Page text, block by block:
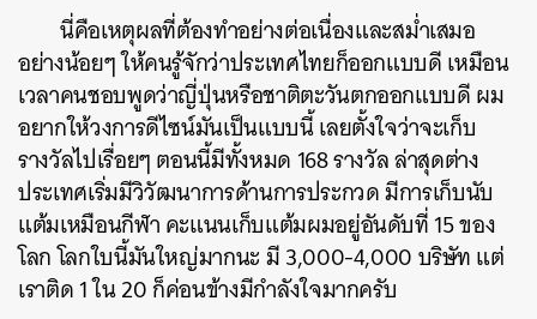
นี่คือเหตุผลที่ต้องทำอย่างต่อเนื่องและสม่ำเสมอ
อย่างน้อยๆ ให้คนรู้จักว่าประเทศไทยก็ออกแบบดี เหมือน
เวลาคนชอบพูดว่าญี่ปุ่นหรือชาติตะวันตกออกแบบดี ผม
อยากให้วงการดีไซน์มันเป็นแบบนี้ เลยตั้งใจว่าจะเก็บ
รางวัลไปเรื่อยๆ ตอนนี้มีทั้งหมด 168 รางวัล ล่าสุดต่าง
ประเทศเริ่มมีวิวัฒนาการด้านการประกวด มีการเก็บนับ
แต้มเหมือนกีฬา คะแนนเก็บแต้มผมอยู่อันดับที่ 15 ของ
โลก โลกใบนี้มันใหญ่มากนะ มี 3,000-4,000 บริษัท แต่
เราติด 1 ใน 20 ก็ค่อนข้างมีกำลังใจมากครับ